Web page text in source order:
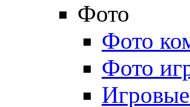
Фото
Фото
Фото